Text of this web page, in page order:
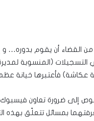
من القضاء أن يقوم بدوره…
التسجيلات (المنسوبة لمديرة
عكاشة) فأعتبرها خيانة
إلى ضرورة تعاون فيسبوك
بمسائل تتعلّق بهذه